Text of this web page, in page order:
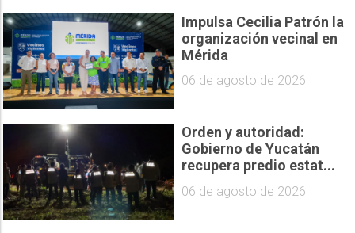
Impulsa Cecilia Patrón la
organización vecinal en
Mérida
06 de agosto de 2026
Orden y autoridad:
Gobierno de Yucatán
recupera predio estat...
06 de agosto de 2026